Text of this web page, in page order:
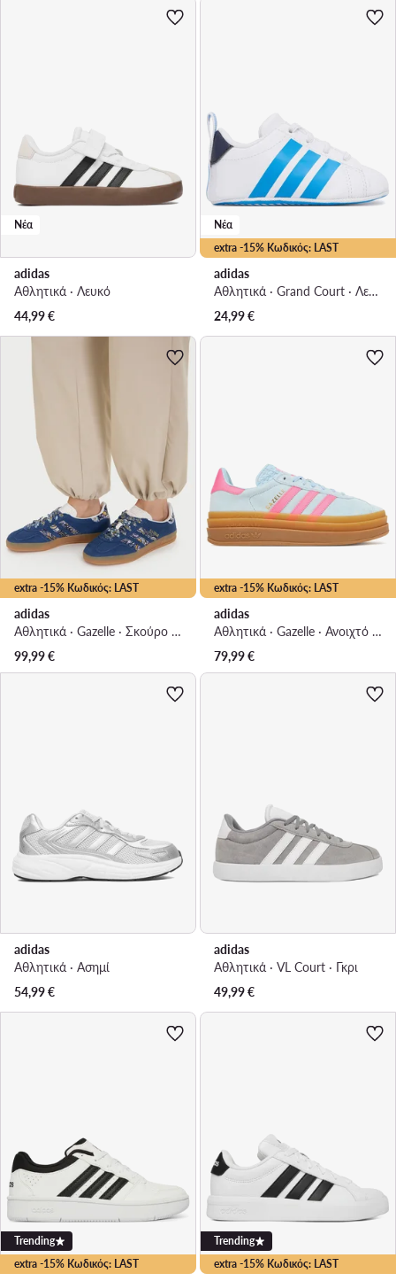
Νέα
adidas
Αθλητικά · Λευκό
44,99€
extra -15% Κωδικός: LAST
Νέα
adidas
Αθλητικά · Grand Court · Λευκό
24,99€
extra -15% Κωδικός: LAST
adidas
Αθλητικά · Gazelle · Σκούρο μπλε
99,99€
extra -15% Κωδικός: LAST
adidas
Αθλητικά · Gazelle · Ανοιχτό μπλε
79,99€
adidas
Αθλητικά · Ασημί
54,99€
adidas
Αθλητικά · VL Court · Γκρι
49,99€
extra -15% Κωδικός: LAST
Trending
extra -15% Κωδικός: LAST
Trending